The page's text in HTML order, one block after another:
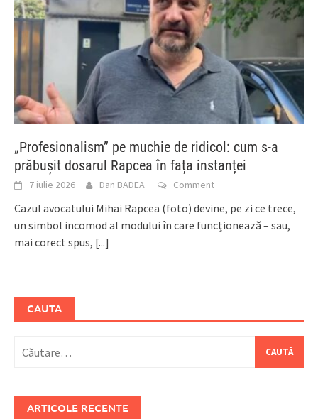
„Profesionalism” pe muchie de ridicol: cum s-a
prăbușit dosarul Rapcea în fața instanței
7 iulie 2026 Dan BADEA Comment
Cazul avocatului Mihai Rapcea (foto) devine, pe zi ce trece,
un simbol incomod al modului în care funcționează – sau,
mai corect spus, [...]
CAUTA
după:
ARTICOLE RECENTE